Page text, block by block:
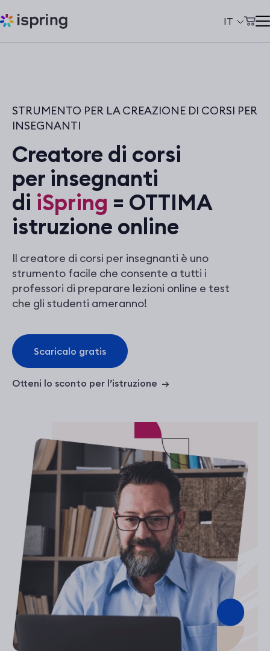
IT
Prezzi
Community
Сlienti
+39 069 480 45 39
support@ispring.it
STRUMENTO PER LA CREAZIONE DI CORSI PER
INSEGNANTI
Сreatore di corsi
per insegnanti
di iSpring = OTTIMA
istruzione online
Il creatore di corsi per insegnanti è uno
strumento facile che consente a tutti i
professori di preparare lezioni online e test
che gli studenti ameranno!
Scaricalo gratis
Otteni lo sconto per l’istruzione →